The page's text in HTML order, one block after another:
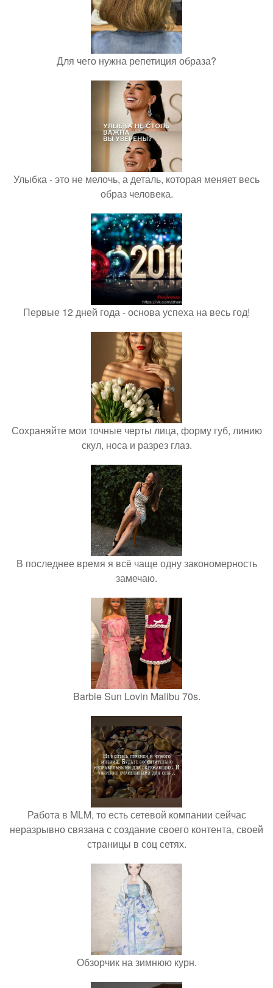
Для чего нужна репетиция образа?
Улыбка - это не мелочь, а деталь, которая меняет весь
образ человека.
Первые 12 дней года - основа успеха на весь год!
Сохраняйте мои точные черты лица, форму губ, линию
скул, носа и разрез глаз.
В последнее время я всё чаще одну закономерность
замечаю.
Barbie Sun Lovin Malibu 70s.
Работа в MLM, то есть сетевой компании сейчас
неразрывно связана с создание своего контента, своей
страницы в соц сетях.
Обзорчик на зимнюю курн.